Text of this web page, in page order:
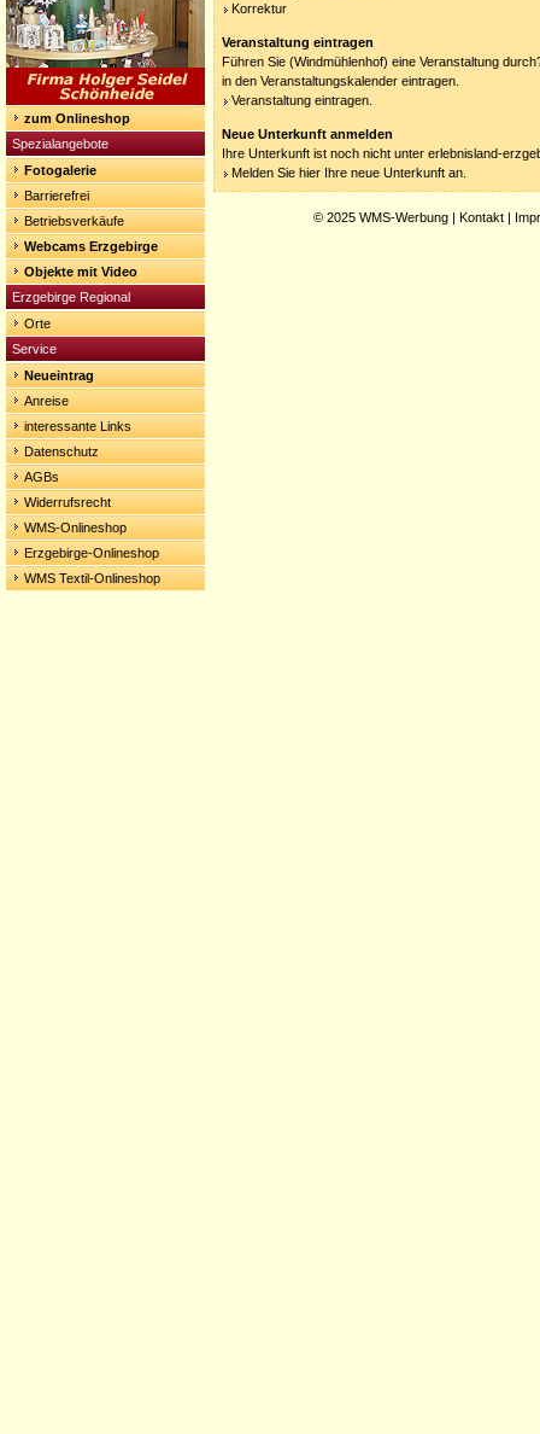
zum Onlineshop
Spezialangebote
Fotogalerie
Barrierefrei
Betriebsverkäufe
Webcams Erzgebirge
Objekte mit Video
Erzgebirge Regional
Orte
Service
Neueintrag
Anreise
interessante Links
Datenschutz
AGBs
Widerrufsrecht
WMS-Onlineshop
Erzgebirge-Onlineshop
WMS Textil-Onlineshop
Korrektur
Veranstaltung eintragen
Führen Sie (Windmühlenhof) eine Veranstaltung
in den Veranstaltungskalender eintragen.
Veranstaltung eintragen.
Neue Unterkunft anmelden
Ihre Unterkunft ist noch nicht unter erlebnisland-
Melden Sie hier Ihre neue Unterkunft an.
© 2025 WMS-Werbung | Kontakt |